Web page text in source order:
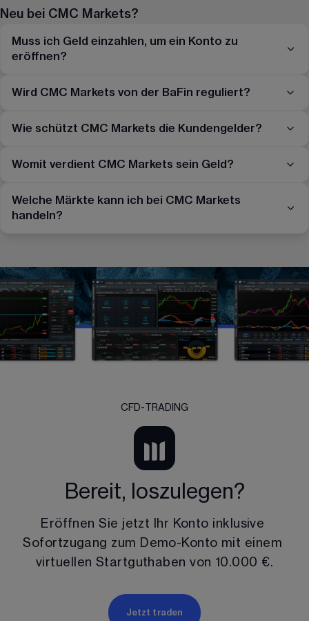
Neu bei CMC Markets?
Muss ich Geld einzahlen, um ein Konto zu
eröffnen?
Wird CMC Markets von der BaFin reguliert?
Wie schützt CMC Markets die Kundengelder?
Womit verdient CMC Markets sein Geld?
Welche Märkte kann ich bei CMC Markets
handeln?
CFD-TRADING
Bereit, loszulegen?
Eröffnen Sie jetzt Ihr Konto inklusive
Sofortzugang zum Demo-Konto mit einem
virtuellen Startguthaben von 10.000 €.
Jetzt traden